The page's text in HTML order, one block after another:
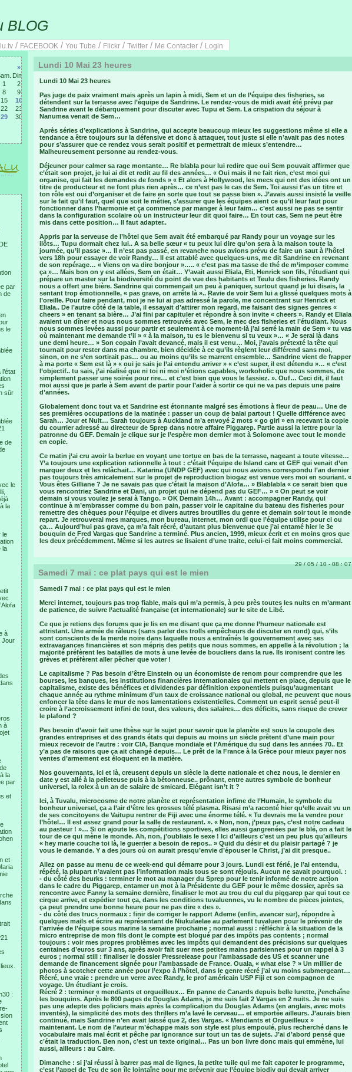
BLOG
/ FACEBOOK / You Tube / Flickr / Twitter / Me Contacter / Login
»
Dim.
1
2
8
9
15
16
22
23
29
30
par
de
le
sûr
de
le
la
le
la
à
Jour
à
la
par
et
et
:
Lundi 10 Mai 23 heures
Lundi 10 Mai 23 heures
Pas juge de paix vraiment mais après un lapin à midi, Sem et un de l’équipe des fisheries, se
détendent sur la terrasse avec l’équipe de Sandrine. Le rendez-vous de midi avait été prévu par
Sandrine avant le débarquement pour discuter avec Tupu et Sem. La crispation du séjour à
Nanumea venait de Sem…
Après séries d’explications à Sandrine, qui accepte beaucoup mieux les suggestions même si elle a
tendance a être toujours sur la défensive et donc à attaquer, tout juste si elle n’avait pas des notes
pour s’assurer que ce rendez vous serait positif et permettrait de mieux s’entendre…
Malheureusement personne au rendez-vous.
Déjeuner pour calmer sa rage montante… Re blabla pour lui redire que oui Sem pouvait affirmer que
c’était son projet, je lui ai dit et redit au fil des années… « Oui mais il ne fait rien, c’est moi qui
organise, qui fait les demandes de fonds » « Et alors à Hollywood, les mecs qui ont des idées ont un
titre de producteur et ne font plus rien après… ce n’est pas le cas de Sem. Toi aussi t’as un titre et
ton rôle est oui d’organiser et de faire en sorte que tout se passe bien ». J’avais aussi insisté la veille
sur le fait qu’il faut, quel que soit le métier, s’assurer que les équipes aient ce qu’il leur faut pour
fonctionner dans l’harmonie et ça commence par manger à leur faim… c’est aussi ne pas se sentir
dans la configuration scolaire où un instructeur leur dit quoi faire… En tout cas, Sem ne peut être
mis dans cette position… Il faut adapter..
Appris par la serveuse de l’hôtel que Sem avait été embarqué par Randy pour un voyage sur les
ilôts… Tupu dormait chez lui.. A sa belle sœur « tu peux lui dire qu’on sera à la maison toute la
journée, qu’il passe »… Il n’est pas passé, en revanche nous avions prévu de faire un saut à l’hôtel
vers 18h pour essayer de voir Randy… Il est attablé avec quelques-uns, me dit Sandrine en revenant
de son repérage… « Viens on va dire bonjour »….. « c’est pas ma tasse de thé de m’imposer comme
ça »… Mais bon on y est allées, Sem en était… Y’avait aussi Eliala, Eti, Henrick son fils, l’étudiant qui
prépare un master sur la biodiversité du point de vue des habitants et Teulu des fisheries. Randy
nous a offert une bière. Sandrine qui commençait un peu à paniquer, surtout quand je lui disais, la
sentant trop émotionnelle, « pas grave, on arrête là ».. Ravie de voir Sem lui a glissé quelques mots à
l’oreille. Pour faire pendant, moi je ne lui ai pas adressé la parole, me concentrant sur Henrick et
Eliala.. De l’autre côté de la table, il essayait d’attirer mon regard, me faisant des signes genres «
cheers » en tenant sa bière… J’ai fini par capituler et répondre à son invite « cheers ». Randy et Eliala
avaient un dîner et nous nous sommes retrouvés avec Sem, le mec des fisheries et l’étudiant. Nous
nous sommes levées aussi pour partir et seulement à ce moment-là j’ai serré la main de Sem « tu vas
où maintenant me demande t’il » « à la maison, tu es le bienvenu si tu veux »… « Je serai là dans
une demi heure… » Son copain l’avait devancé, mais il est venu… Moi, j’avais prétexté la tête qui
tournait pour rester dans ma chambre, bien décidée à ce qu’ils règlent leur différend sans moi,
sinon, on ne s’en sortirait pas… ou au moins qu’ils se marrent ensemble… Sandrine vient de frapper
à ma porte « Sem est là » « oui je sais je l’ai entendu arriver » « c’est super, il est détendu »… « c’est
l’objectif.. tu sais, j’ai réalisé que ni toi ni moi n’étions capables, workoholic que nous sommes, de
simplement passer une soirée pour rire… et c’est bien que vous le fassiez. ». Ouf… Ceci dit, il faut
moi aussi que je parle à Sem avant de partir pour l’aider à sortir ce qui ne va pas depuis une paire
d’années.
Globalement donc tout va et Sandrine est étonnante malgré ses émotions à fleur de peau… Une de
ses premières occupations de la matinée : passer un coup de balai partout ! Quelle différence avec
Sarah… Jour et Nuit… Sarah toujours à Auckland m’a envoyé 2 mots « go girl » en recevant la copie
du courrier adressé au directeur de Sprep dans notre affaire Piggarep. Partie aussi la lettre pour la
patronne du GEF. Demain je clique sur je l’espère mon dernier mot à Solomone avec tout le monde
en copie.
Ce matin j’ai cru avoir la berlue en voyant une tortue en bas de la terrasse, nageant a toute vitesse…
Y’a toujours une explication rationnelle à tout : c’était l’équipe de Island care et GEF qui venait d’en
marquer deux et les relâchait… Katarina (UNDP GEF) avec qui nous avions correspondu l’an dernier
pas toujours très amicalement sur le projet de reproduction biogaz est venue vers moi en souriant. «
Vous êtes Gilliane ? Je ne savais pas que c’était la maison d’Alofa… » Blablabla « ce serait bien que
vous rencontriez Sandrine et Dani, un projet qui ne dépend pas du GEF… » « On peut se voir
demain si vous voulez je serai à Tango. » OK Demain 14h… Avant : accompagner Randy, qui
continue à m’embrasser comme du bon pain, passer voir le capitaine du bateau des fisheries pour
remettre des chèques pour l’équipe et divers autres broutilles du genre et demain soir tout le monde
repart. Je retrouverai mes marques, mon bureau, internet, mon ordi que l’équipe utilise pour ci ou
ça… Aujourd’hui pas grave, ça m’a fait récré, d’autant plus bienvenue que j’ai entamé hier le 3e
bouquin de Fred Vargas que Sandrine a terminé. Plus ancien, 1999, mieux écrit et en moins gros que
les deux précédemment. Même si les autres se lisaient d’une traite, celui-ci fait moins commercial.
29 / 05 / 10 - 08 : 07
Samedi 7 mai : ce plat pays qui est le mien
Samedi 7 mai : ce plat pays qui est le mien
Merci internet, toujours pas trop fiable, mais qui m’a permis, à peu près toutes les nuits en m’armant
de patience, de suivre l’actualité française (et internationale) sur le site de Libé.
Ce que je retiens des forums que je lis en me disant que ça me donne l’humeur nationale est
attristant. Une armée de râleurs (sans parler des trolls empêcheurs de discuter en rond) qui, s’ils
sont conscients de la merde noire dans laquelle nous a entraînés le gouvernement avec ses
extravagances financières et son mépris des petits que nous sommes, en appelle à la révolution ; la
majorité préfèrent les batailles de mots à une levée de boucliers dans la rue. Ils ironisent contre les
grèves et préfèrent aller pêcher que voter !
Le capitalisme ? Pas besoin d’être Einstein ou un économiste de renom pour comprendre que les
bourses, les banques, les institutions financières internationales qui mettent en place, depuis que le
capitalisme, existe des bénéfices et dividendes par définition exponentiels puisqu’augmentant
chaque année au rythme minimum d’un taux de croissance national ou global, ne peuvent que nous
enfoncer la tête dans le mur de nos lamentations existentielles. Comment un esprit sensé peut-il
croire à l’accroissement infini de tout, des valeurs, des salaires… des déficits, sans risque de crever
le plafond ?
Pas besoin d’avoir fait une thèse sur le sujet pour savoir que la planète est sous la coupole des
grandes entreprises et des grands états qui depuis au moins un siècle prêtent d’une main pour
mieux recevoir de l’autre : voir CIA, Banque mondiale et l’Amérique du sud dans les années 70.. Et
y’a pas de raisons que ça ait changé depuis… Le prêt de la France à la Grèce pour mieux payer nos
ventes d’armement est éloquent en la matière.
Nos gouvernants, ici et là, creusent depuis un siècle la dette nationale et chez nous, le dernier en
date y est allé à la pelleteuse puis à la bétonneuse.. prônant, entre autres symbole de bonheur
universel, la rolex à un an de salaire de smicard. Elégant isn’t it ?
Ici, à Tuvalu, microcosme de notre planète et représentation infime de l’Humain, le symbole du
bonheur universel, ça a l’air d’être les grosses télé plasma. Risasi m’a raconté hier qu’elle avait vu un
de ses concitoyens de Vaitupu rentrer de Fiji avec une énorme télé. « Tu devrais me la vendre pour
l’hôtel… Il est assez grand pour la salle de restaurant. ». « Non, non, j’peux pas, c’est notre cadeau
au pasteur ! »… Si on ajoute les compétitions sportives, elles aussi gangrenées par le blé, on a fait le
tour de ce qui mène le monde. Ah, non, j’oubliais le sexe ! Ici d’ailleurs c’est un peu plus qu’ailleurs
« hey marie couche toi là, le guerrier a besoin de repos.. » Quid du désir et du plaisir partagé ? je
vous le demande. Y a des jours où on aurait presqu’envie d’épouser le Christ, j’ai dit presque..
Allez on passe au menu de ce week-end qui démarre pour 3 jours. Lundi est férié, je l’ai entendu,
répété, la plupart n’avaient pas l’information mais tous se sont réjouis. Aucun ne savait pourquoi. :
- du côté des beurks : terminer le mot au manager du Sprep pour le tenir informé de notre action
dans le cadre du Piggarep, entamer un mot à la Présidente du GEF pour le même dossier, après sa
rencontre avec Fanny la semaine dernière, finaliser le mot au trou du cul du piggarep par qui tout ce
cirque arrive, et expédier tout ça, dans les conditions tuvaluennes, vu le nombre de pièces jointes,
ça peut prendre une bonne heure pour ne pas dire « des ».
- du côté des trucs normaux : finir de corriger le rapport Ademe (enfin, avancer sur), répondre à
quelques mails et écrire au représentant de Niukulaelae au parlement tuvaluen pour le prévenir de
l’arrivée de l’équipe sous marine la semaine prochaine ; normal aussi : réfléchir à la situation de la
micro entreprise de mon fils dont le compte est bloqué par des impôts pas contents ; normal
toujours : voir mes propres problèmes avec les impôts qui demandent des précisions sur quelques
centaines d’euros sur 3 ans, après avoir fait suer mes petites mains parisiennes pour un rappel à 3
euros ; normal still : finaliser le dossier Pressrelease pour l’ambassade des US et scanner une
demande de financement signée pour l’ambassade de France. Ouala, « what else ? » Un millier de
photos à scotcher cette année pour l’expo à l’hôtel, dans le genre récré j’ai vu moins submergeant…
Récré, une vraie : prendre un verre avec Randy, le prof américain USP Fiji et son compagnon de
voyage. Un étudiant je crois.
Récré 2 : terminer « mendiants et orgueilleux… En panne de Canards depuis belle lurette, j’enchaîne
les bouquins. Après le 800 pages de Douglas Adams, je me suis fait 2 Vargas en 2 nuits. Je ne suis
pas une adepte des policiers mais après la complication du Douglas Adams (en anglais, avec mots
inventés), la simplicité des mots des thrillers m’a lavé le cerveau… et emportée ailleurs. J’aurais bien
continué, mais Sandrine n’en avait laissé que 2, des Vargas. « Mendiants et Orgueilleux »
maintenant. Le nom de l’auteur m’échappe mais son style est plus empoulé, plus recherché dans le
vocabulaire mais mal écrit et pêche par ignorance sur tout un tas de sujets. J’ai d’abord pensé que
c’était la traduction. Ben non, c’est un texte original… Pas un bon livre donc mais qui emmène, lui
aussi, ailleurs : au Caire.
Dimanche : si j’ai réussi à barrer pas mal de lignes, la petite tuile qui me fait capoter le programme,
c’est l’appel de Teu de son île lointaîne pour me prévenir que l’équipe biodiv qui devait arriver